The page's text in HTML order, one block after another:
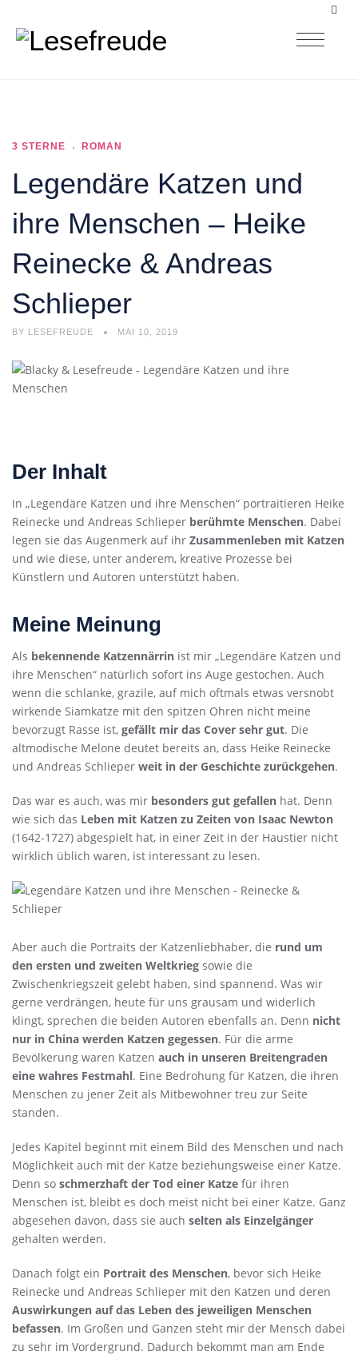
3 STERNE ROMAN
Legendäre Katzen und
ihre Menschen – Heike
Reinecke & Andreas
Schlieper
BY LESEFREUDE MAI 10, 2019
Der Inhalt
In „Legendäre Katzen und ihre Menschen“ portraitieren Heike
Reinecke und Andreas Schlieper berühmte Menschen. Dabei
legen sie das Augenmerk auf ihr Zusammenleben mit Katzen
und wie diese, unter anderem, kreative Prozesse bei
Künstlern und Autoren unterstützt haben.
Meine Meinung
Als bekennende Katzennärrin ist mir „Legendäre Katzen und
ihre Menschen“ natürlich sofort ins Auge gestochen. Auch
wenn die schlanke, grazile, auf mich oftmals etwas versnobt
wirkende Siamkatze mit den spitzen Ohren nicht meine
bevorzugt Rasse ist, gefällt mir das Cover sehr gut. Die
altmodische Melone deutet bereits an, dass Heike Reinecke
und Andreas Schlieper weit in der Geschichte zurückgehen.
Das war es auch, was mir besonders gut gefallen hat. Denn
wie sich das Leben mit Katzen zu Zeiten von Isaac Newton
(1642-1727) abgespielt hat, in einer Zeit in der Haustier nicht
wirklich üblich waren, ist interessant zu lesen.
Aber auch die Portraits der Katzenliebhaber, die rund um
den ersten und zweiten Weltkrieg sowie die
Zwischenkriegszeit gelebt haben, sind spannend. Was wir
gerne verdrängen, heute für uns grausam und widerlich
klingt, sprechen die beiden Autoren ebenfalls an. Denn nicht
nur in China werden Katzen gegessen. Für die arme
Bevölkerung waren Katzen auch in unseren Breitengraden
eine wahres Festmahl. Eine Bedrohung für Katzen, die ihren
Menschen zu jener Zeit als Mitbewohner treu zur Seite
standen.
Jedes Kapitel beginnt mit einem Bild des Menschen und nach
Möglichkeit auch mit der Katze beziehungsweise einer Katze.
Denn so schmerzhaft der Tod einer Katze für ihren
Menschen ist, bleibt es doch meist nicht bei einer Katze. Ganz
abgesehen davon, dass sie auch selten als Einzelgänger
gehalten werden.
Danach folgt ein Portrait des Menschen, bevor sich Heike
Reinecke und Andreas Schlieper mit den Katzen und deren
Auswirkungen auf das Leben des jeweiligen Menschen
befassen. Im Großen und Ganzen steht mir der Mensch dabei
zu sehr im Vordergrund. Dadurch bekommt man am Ende